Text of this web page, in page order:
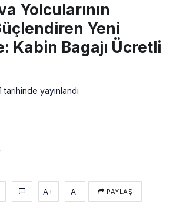
Yolcularının
Yeni
Kabin Bagajı Ücretli
tarihinde yayınlandı
A+ A- PAYLAŞ